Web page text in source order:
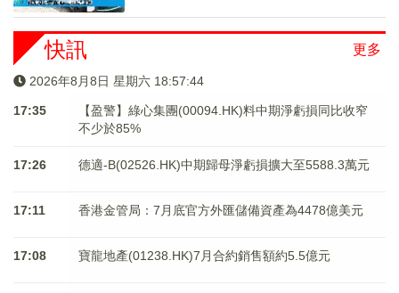
更多
快訊
2026年8月8日 星期六 18:57:44
17:35
【盈警】綠心集團(00094.HK)料中期淨虧損同比收窄
不少於85%
17:26 德適-B(02526.HK)中期歸母淨虧損擴大至5588.3萬元
17:11 香港金管局：7月底官方外匯儲備資產為4478億美元
17:08 寶龍地產(01238.HK)7月合約銷售額約5.5億元